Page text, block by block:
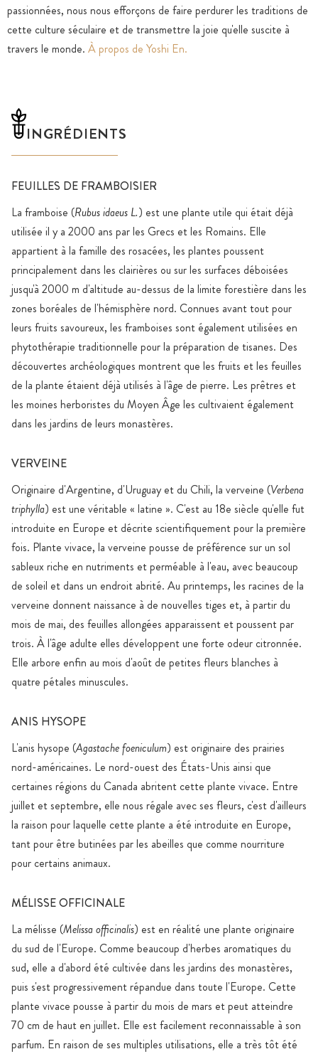
passionnées, nous nous efforçons de faire perdurer les traditions de
cette culture séculaire et de transmettre la joie qu'elle suscite à
travers le monde. À propos de Yoshi En.
INGRÉDIENTS
FEUILLES DE FRAMBOISIER
La framboise (Rubus idaeus L.) est une plante utile qui était déjà
utilisée il y a 2000 ans par les Grecs et les Romains. Elle
appartient à la famille des rosacées, les plantes poussent
principalement dans les clairières ou sur les surfaces déboisées
jusqu'à 2000 m d'altitude au-dessus de la limite forestière dans les
zones boréales de l'hémisphère nord. Connues avant tout pour
leurs fruits savoureux, les framboises sont également utilisées en
phytothérapie traditionnelle pour la préparation de tisanes. Des
découvertes archéologiques montrent que les fruits et les feuilles
de la plante étaient déjà utilisés à l'âge de pierre. Les prêtres et
les moines herboristes du Moyen Âge les cultivaient également
dans les jardins de leurs monastères.
VERVEINE
Originaire d'Argentine, d'Uruguay et du Chili, la verveine (Verbena
triphylla) est une véritable « latine ». C'est au 18e siècle qu'elle fut
introduite en Europe et décrite scientifiquement pour la première
fois. Plante vivace, la verveine pousse de préférence sur un sol
sableux riche en nutriments et perméable à l'eau, avec beaucoup
de soleil et dans un endroit abrité. Au printemps, les racines de la
verveine donnent naissance à de nouvelles tiges et, à partir du
mois de mai, des feuilles allongées apparaissent et poussent par
trois. À l'âge adulte elles développent une forte odeur citronnée.
Elle arbore enfin au mois d'août de petites fleurs blanches à
quatre pétales minuscules.
ANIS HYSOPE
L'anis hysope (Agastache foeniculum) est originaire des prairies
nord-américaines. Le nord-ouest des États-Unis ainsi que
certaines régions du Canada abritent cette plante vivace. Entre
juillet et septembre, elle nous régale avec ses fleurs, c'est d'ailleurs
la raison pour laquelle cette plante a été introduite en Europe,
tant pour être butinées par les abeilles que comme nourriture
pour certains animaux.
MÉLISSE OFFICINALE
La mélisse (Melissa officinalis) est en réalité une plante originaire
du sud de l'Europe. Comme beaucoup d'herbes aromatiques du
sud, elle a d'abord été cultivée dans les jardins des monastères,
puis s'est progressivement répandue dans toute l'Europe. Cette
plante vivace pousse à partir du mois de mars et peut atteindre
70 cm de haut en juillet. Elle est facilement reconnaissable à son
parfum. En raison de ses multiples utilisations, elle a très tôt été